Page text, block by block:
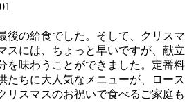
後の給食でした。そして、クリスマ
スには、ちょっと早いですが、献立
を味わうことができました。定番料
たちに大人気なメニューが、ロース
リスマスのお祝いで食べるご家庭も